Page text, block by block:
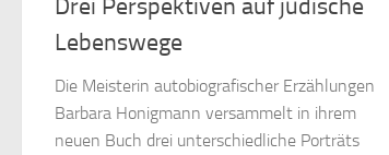
Drei Perspektiven auf jüdische
Lebenswege
Die Meisterin autobiografischer Erzählungen
Barbara Honigmann versammelt in ihrem
neuen Buch drei unterschiedliche Porträts